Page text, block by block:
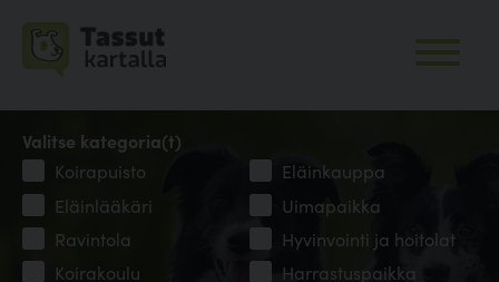
Valitse kategoria(t)
Koirapuisto
Eläinkauppa
Eläinlääkäri
Uimapaikka
Ravintola
Hyvinvointi ja hoitolat
Koirakoulu
Harrastuspaikka